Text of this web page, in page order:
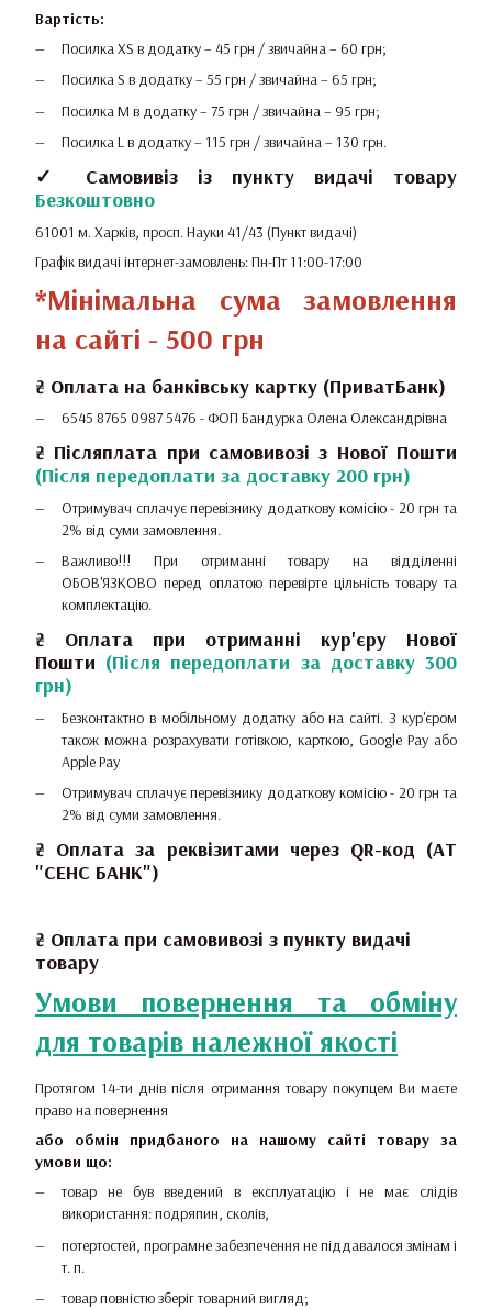
Вартість:
Посилка XS в додатку – 45 грн / звичайна – 60 грн;
Посилка S в додатку – 55 грн / звичайна – 65 грн;
Посилка M в додатку – 75 грн / звичайна – 95 грн;
Посилка L в додатку – 115 грн / звичайна – 130 грн.
✓ Самовивіз із пункту видачі товару
Безкоштовно
61001 м. Харків, просп. Науки 41/43 (Пункт видачі)
Графік видачі інтернет-замовлень: Пн-Пт 11:00-17:00
*Мінімальна сума замовлення
на сайті - 500 грн
₴ Оплата на банківську картку (ПриватБанк)
6545 8765 0987 5476 -ФОП Бандурка Олена Олександрівна
₴ Післяплата при самовивозі з Нової Пошти
(Після передоплати за доставку 200 грн)
Отримувач сплачує перевізнику додаткову комісію - 20 грн та
2% від суми замовлення.
Важливо!!! При отриманні товару на відділенні
ОБОВ'ЯЗКОВО перед оплатою перевірте цільність товару та
комплектацію.
₴ Оплата при отриманні кур'єру Нової
Пошти (Після передоплати за доставку 300
грн)
Безконтактно в мобільному додатку або на сайті.З кур'єром
також можна розрахувати готівкою, карткою, Google Pay або
Apple Pay
Отримувач сплачує перевізнику додаткову комісію - 20 грн та
2% від суми замовлення.
₴ Оплата за реквізитами через QR-код (АТ
"СЕНС БАНК")
₴ Оплата при самовивозі з пункту видачі
товару
Умови повернення та обміну
для товарів належної якості
Протягом 14-ти днів після отримання товару покупцем Ви маєте
право на повернення
або обмін придбаного на нашому сайті товару за
умови що:
товар не був введений в експлуатацію і не має слідів
використання: подряпин, сколів,
потертостей, програмне забезпечення не піддавалося змінам і
т. п.
товар повністю зберіг товарний вигляд;